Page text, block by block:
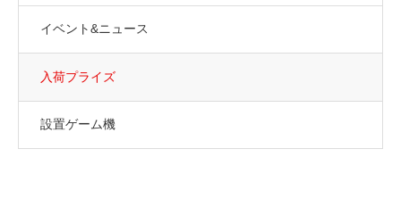
イベント&ニュース
入荷プライズ
設置ゲーム機